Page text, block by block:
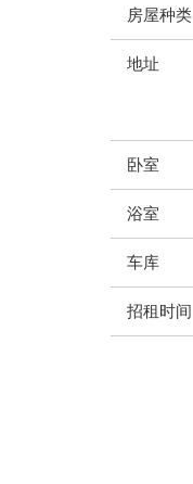
房屋种类
地址
卧室
浴室
车库
招租时间